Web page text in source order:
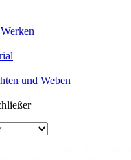
und Weben